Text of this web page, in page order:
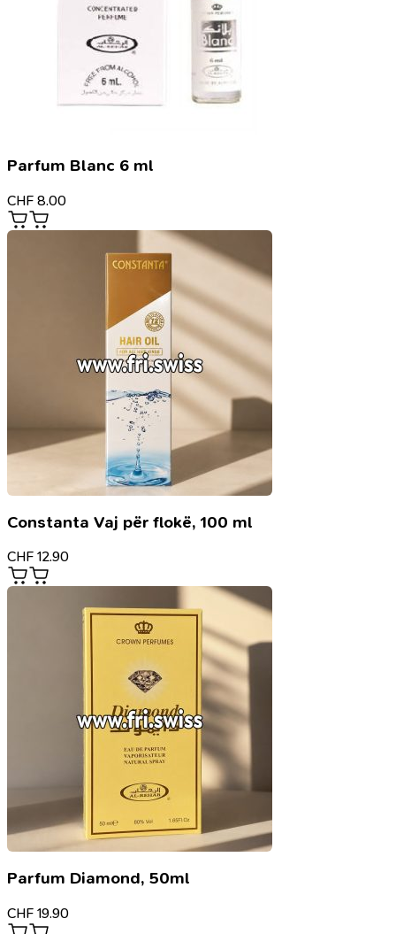
Parfum Blanc 6 ml
CHF 8.00
Constanta Vaj për flokë, 100 ml
CHF 12.90
Parfum Diamond, 50ml
CHF 19.90